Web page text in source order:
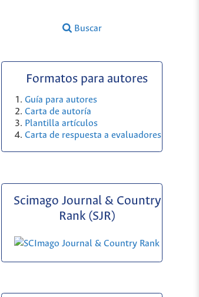
Buscar
Formatos para autores
Guía para autores
Carta de autoría
Plantilla artículos
Carta de respuesta a evaluadores
Scimago Journal & Country
Rank (SJR)